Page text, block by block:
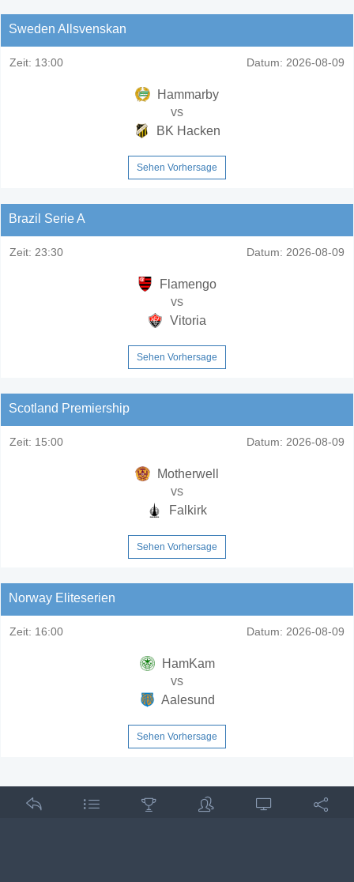
Sweden Allsvenskan
Zeit: 13:00 Datum: 2026-08-09
Hammarby
vs
BK Hacken
Sehen Vorhersage
Brazil Serie A
Zeit: 23:30 Datum: 2026-08-09
Flamengo
vs
Vitoria
Sehen Vorhersage
Scotland Premiership
Zeit: 15:00 Datum: 2026-08-09
Motherwell
vs
Falkirk
Sehen Vorhersage
Norway Eliteserien
Zeit: 16:00 Datum: 2026-08-09
HamKam
vs
Aalesund
Sehen Vorhersage